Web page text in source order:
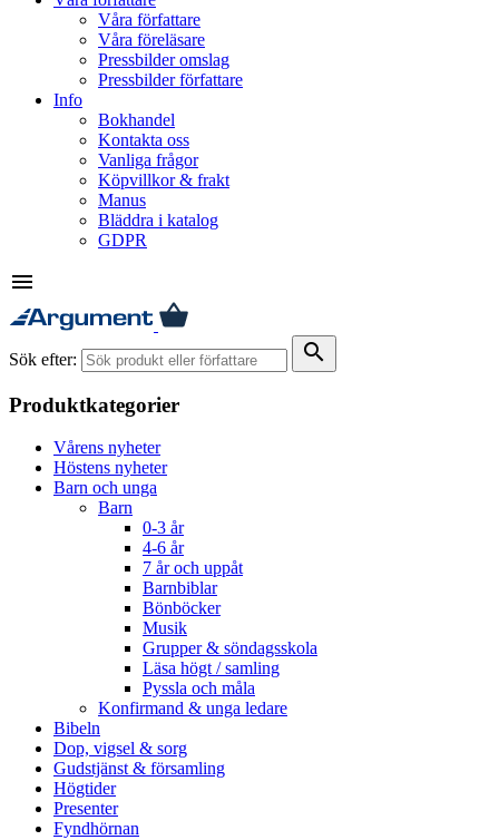
Våra författare
Våra föreläsare
Pressbilder omslag
Pressbilder författare
Info
Bokhandel
Kontakta oss
Vanliga frågor
Köpvillkor & frakt
Manus
Bläddra i katalog
GDPR
menu
Sök efter: search
Produktkategorier
Vårens nyheter
Höstens nyheter
Barn och unga
Barn
0-3 år
4-6 år
7 år och uppåt
Barnbiblar
Bönböcker
Musik
Grupper & söndagsskola
Läsa högt / samling
Pyssla och måla
Konfirmand & unga ledare
Bibeln
Dop, vigsel & sorg
Gudstjänst & församling
Högtider
Presenter
Fyndhörnan